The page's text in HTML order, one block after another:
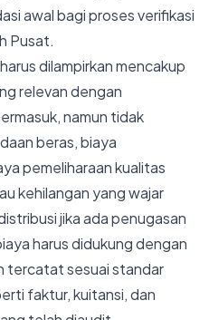
awal bagi proses verifikasi
Pusat.
dilampirkan mencakup
relevan dengan
namun tidak
beras, biaya
pemeliharaan kualitas
kehilangan yang wajar
jika ada penugasan
harus didukung dengan
tercatat sesuai standar
faktur, kuitansi, dan